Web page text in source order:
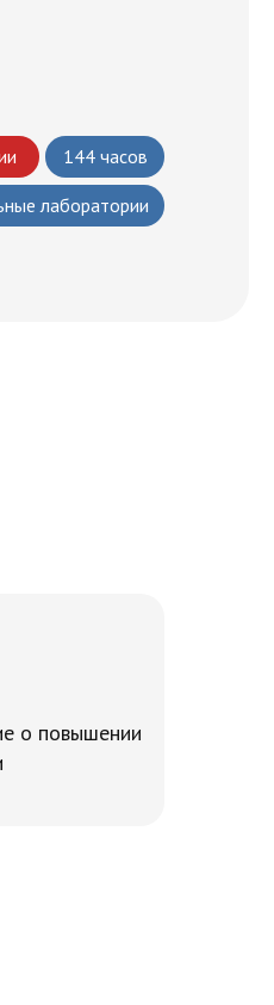
лаборатории
144 часов
о повышении